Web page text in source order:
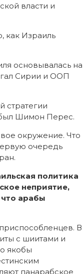
власти и
как Израиль
основывалась на
Сирии и ООП
стратегии
был Шимон Перес.
окружение. Что
очередь
политика
неприятие,
что арабы
В
с шиитами и
якобы
панарабское